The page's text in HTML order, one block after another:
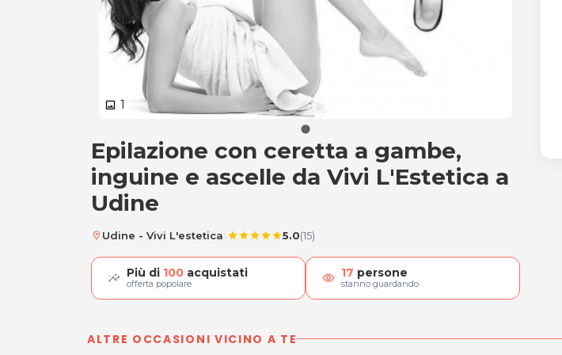
image 1
Ceretta gambe, inguine e ascelle
Epilazione con ceretta a gambe,
inguine e ascelle da Vivi L'Estetica a
Udine
location_on Udine - Vivi L'estetica starstarstarstarstar5.0(15)
Più di 100 acquistati
offerta popolare visibility 17 persone
stanno guardando
ALTRE OCCASIONI VICINO A TE